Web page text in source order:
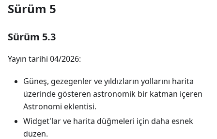
Sürüm 5
Sürüm 5.3
Yayın tarihi 04/2026:
Güneş, gezegenler ve yıldızların yollarını harita
üzerinde gösteren astronomik bir katman içeren
Astronomi eklentisi.
Widget'lar ve harita düğmeleri için daha esnek
düzen.